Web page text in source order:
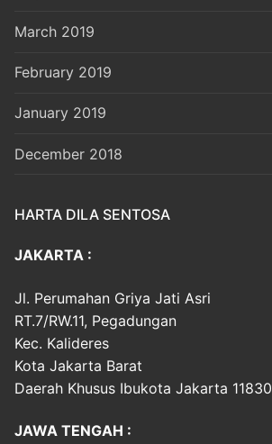
March 2019
February 2019
January 2019
December 2018
HARTA DILA SENTOSA
JAKARTA :
Jl. Perumahan Griya Jati Asri
RT.7/RW.11, Pegadungan
Kec. Kalideres
Kota Jakarta Barat
Daerah Khusus Ibukota Jakarta 11830
JAWA TENGAH :